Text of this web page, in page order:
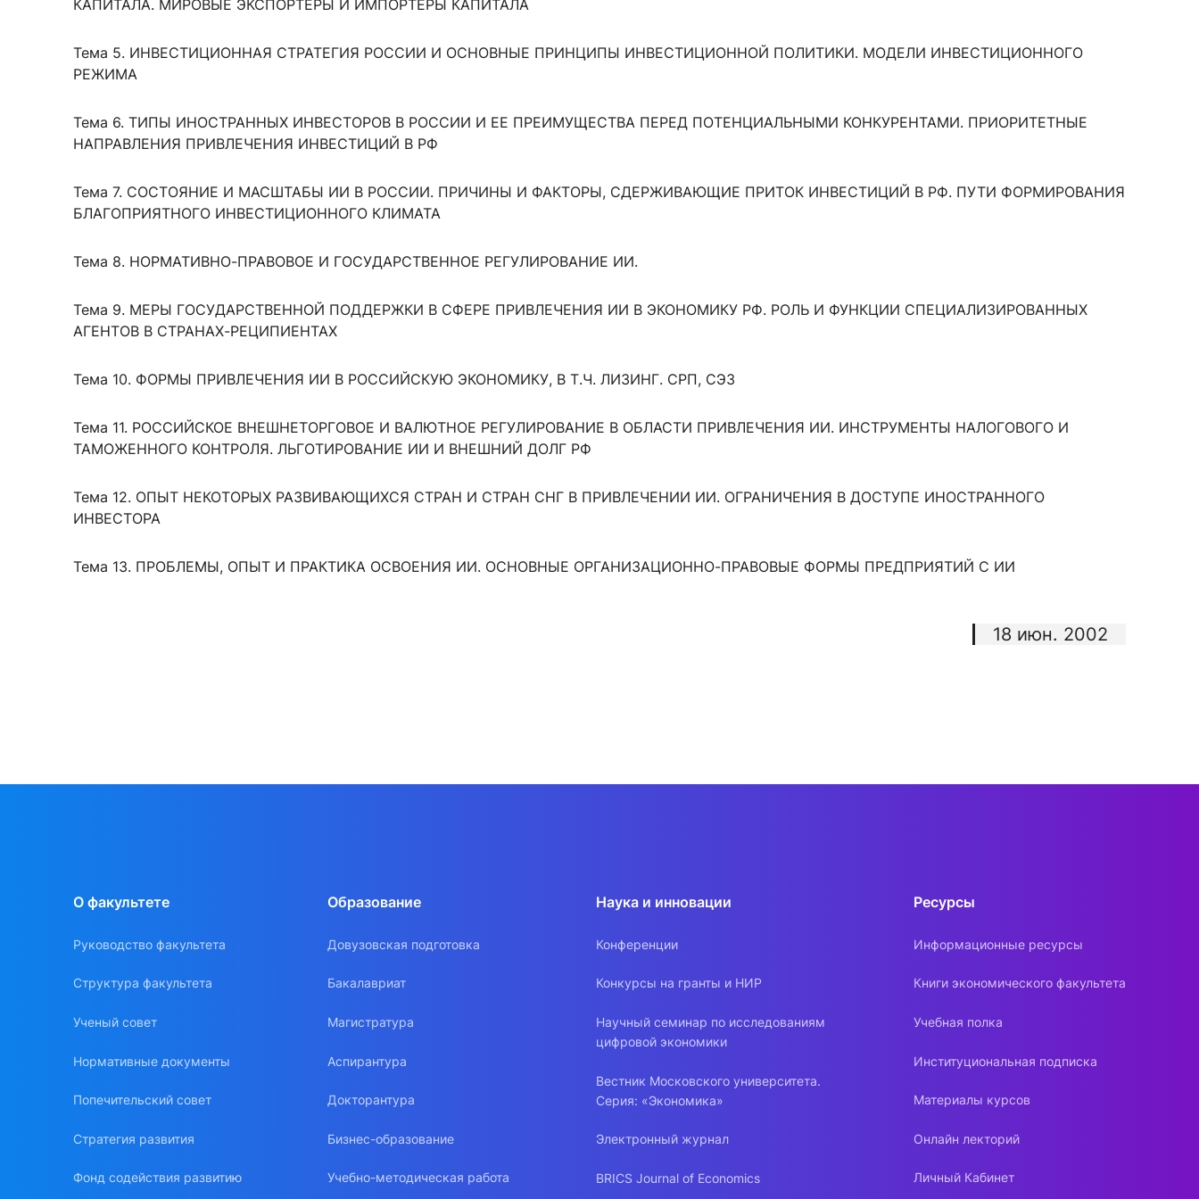
КАПИТАЛА. МИРОВЫЕ ЭКСПОРТЕРЫ И ИМПОРТЕРЫ КАПИТАЛА
Тема 5. ИНВЕСТИЦИОННАЯ СТРАТЕГИЯ РОССИИ И ОСНОВНЫЕ ПРИНЦИПЫ ИНВЕСТИЦИОННОЙ ПОЛИТИКИ. МОДЕЛИ ИНВЕСТИЦИОННОГО
РЕЖИМА
Тема 6. ТИПЫ ИНОСТРАННЫХ ИНВЕСТОРОВ В РОССИИ И ЕЕ ПРЕИМУЩЕСТВА ПЕРЕД ПОТЕНЦИАЛЬНЫМИ КОНКУРЕНТАМИ. ПРИОРИТЕТНЫЕ
НАПРАВЛЕНИЯ ПРИВЛЕЧЕНИЯ ИНВЕСТИЦИЙ В РФ
Тема 7. СОСТОЯНИЕ И МАСШТАБЫ ИИ В РОССИИ. ПРИЧИНЫ И ФАКТОРЫ, СДЕРЖИВАЮЩИЕ ПРИТОК ИНВЕСТИЦИЙ В РФ. ПУТИ ФОРМИРОВАНИЯ
БЛАГОПРИЯТНОГО ИНВЕСТИЦИОННОГО КЛИМАТА
Тема 8. НОРМАТИВНО-ПРАВОВОЕ И ГОСУДАРСТВЕННОЕ РЕГУЛИРОВАНИЕ ИИ.
Тема 9. МЕРЫ ГОСУДАРСТВЕННОЙ ПОДДЕРЖКИ В СФЕРЕ ПРИВЛЕЧЕНИЯ ИИ В ЭКОНОМИКУ РФ. РОЛЬ И ФУНКЦИИ СПЕЦИАЛИЗИРОВАННЫХ
АГЕНТОВ В СТРАНАХ-РЕЦИПИЕНТАХ
Тема 10. ФОРМЫ ПРИВЛЕЧЕНИЯ ИИ В РОССИЙСКУЮ ЭКОНОМИКУ, В Т.Ч. ЛИЗИНГ. СРП, СЭЗ
Тема 11. РОССИЙСКОЕ ВНЕШНЕТОРГОВОЕ И ВАЛЮТНОЕ РЕГУЛИРОВАНИЕ В ОБЛАСТИ ПРИВЛЕЧЕНИЯ ИИ. ИНСТРУМЕНТЫ НАЛОГОВОГО И
ТАМОЖЕННОГО КОНТРОЛЯ. ЛЬГОТИРОВАНИЕ ИИ И ВНЕШНИЙ ДОЛГ РФ
Тема 12. ОПЫТ НЕКОТОРЫХ РАЗВИВАЮЩИХСЯ СТРАН И СТРАН СНГ В ПРИВЛЕЧЕНИИ ИИ. ОГРАНИЧЕНИЯ В ДОСТУПЕ ИНОСТРАННОГО
ИНВЕСТОРА
Тема 13. ПРОБЛЕМЫ, ОПЫТ И ПРАКТИКА ОСВОЕНИЯ ИИ. ОСНОВНЫЕ ОРГАНИЗАЦИОННО-ПРАВОВЫЕ ФОРМЫ ПРЕДПРИЯТИЙ С ИИ
18 июн. 2002
О факультете
Руководство факультета
Структура факультета
Ученый совет
Нормативные документы
Попечительский совет
Стратегия развития
Фонд содействия развитию
Образование
Довузовская подготовка
Бакалавриат
Магистратура
Аспирантура
Докторантура
Бизнес-образование
Учебно-методическая работа
Наука и инновации
Конференции
Конкурсы на гранты и НИР
Научный семинар по исследованиям
цифровой экономики
Вестник Московского университета.
Серия: «Экономика»
Электронный журнал
BRICS Journal of Economics
Ресурсы
Информационные ресурсы
Книги экономического факультета
Учебная полка
Институциональная подписка
Материалы курсов
Онлайн лекторий
Личный Кабинет